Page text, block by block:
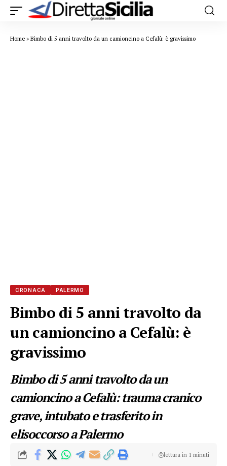
Home » Bimbo di 5 anni travolto da un camioncino a Cefalù: è gravissimo
CRONACA PALERMO
Bimbo di 5 anni travolto da
un camioncino a Cefalù: è
gravissimo
Bimbo di 5 anni travolto da un
camioncino a Cefalù: trauma cranico
grave, intubato e trasferito in
elisoccorso a Palermo
lettura in 1 minuti